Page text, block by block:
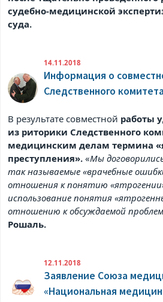
судебно-медицинской
суда.
14.11.2018
Информация о
Следственного
В результате совместной работы
из риторики Следственного
медицинским делам термина
преступления». «Мы
так называемые «врачебные
отношения к понятию
использование понятия
отношению к обсуждаемой
Рошаль.
12.11.2018
Заявление Союза
«Национальная